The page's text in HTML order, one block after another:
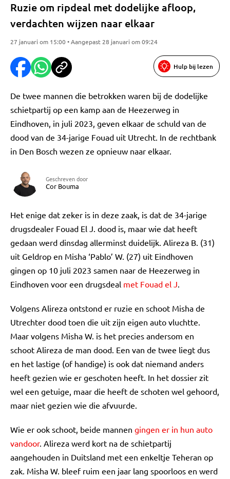
Ruzie om ripdeal met dodelijke afloop,
verdachten wijzen naar elkaar
27 januari om 15:00 • Aangepast 28 januari om 09:24
Hulp bij lezen
De twee mannen die betrokken waren bij de dodelijke
schietpartij op een kamp aan de Heezerweg in
Eindhoven, in juli 2023, geven elkaar de schuld van de
dood van de 34-jarige Fouad uit Utrecht. In de rechtbank
in Den Bosch wezen ze opnieuw naar elkaar.
Geschreven door
Cor Bouma
Het enige dat zeker is in deze zaak, is dat de 34-jarige
drugsdealer Fouad El J. dood is, maar wie dat heeft
gedaan werd dinsdag allerminst duidelijk. Alireza B. (31)
uit Geldrop en Misha ‘Pablo’ W. (27) uit Eindhoven
gingen op 10 juli 2023 samen naar de Heezerweg in
Eindhoven voor een drugsdeal met Fouad el J.
Volgens Alireza ontstond er ruzie en schoot Misha de
Utrechter dood toen die uit zijn eigen auto vluchtte.
Maar volgens Misha W. is het precies andersom en
schoot Alireza de man dood. Een van de twee liegt dus
en het lastige (of handige) is ook dat niemand anders
heeft gezien wie er geschoten heeft. In het dossier zit
wel een getuige, maar die heeft de schoten wel gehoord,
maar niet gezien wie die afvuurde.
Wie er ook schoot, beide mannen gingen er in hun auto
vandoor. Alireza werd kort na de schietpartij
aangehouden in Duitsland met een enkeltje Teheran op
zak. Misha W. bleef ruim een jaar lang spoorloos en werd